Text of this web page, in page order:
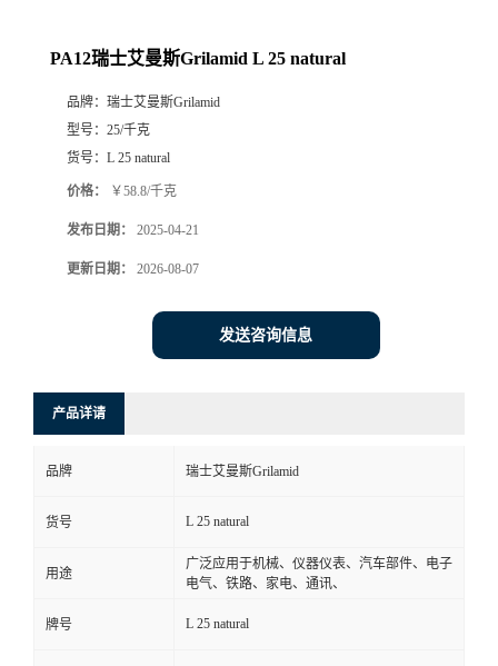
PA12瑞士艾曼斯Grilamid L 25 natural
品牌： 瑞士艾曼斯Grilamid
型号： 25/千克
货号： L 25 natural
价格： ￥58.8/千克
发布日期： 2025-04-21
更新日期： 2026-08-07
发送咨询信息
产品详请
品牌 瑞士艾曼斯Grilamid
货号 L 25 natural
用途
广泛应用于机械、仪器仪表、汽车部件、电子
电气、铁路、家电、通讯、
牌号 L 25 natural